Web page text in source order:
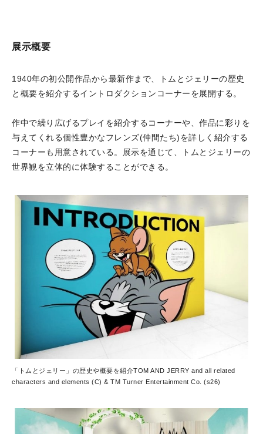
展示概要
1940年の初公開作品から最新作まで、トムとジェリーの歴史
と概要を紹介するイントロダクションコーナーを展開する。
作中で繰り広げるプレイを紹介するコーナーや、作品に彩りを
与えてくれる個性豊かなフレンズ(仲間たち)を詳しく紹介する
コーナーも用意されている。展示を通じて、トムとジェリーの
世界観を立体的に体験することができる。
「トムとジェリー」の歴史や概要を紹介TOM AND JERRY and all related
characters and elements (C) & TM Turner Entertainment Co. (s26)